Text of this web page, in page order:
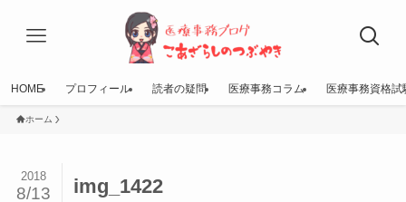
HOME プロフィール 読者の疑問 医療事務コラム 医療事務資格試
ホーム
img_1422
2018
8/13